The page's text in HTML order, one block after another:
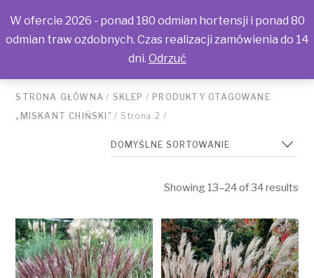
STRONA GŁÓWNA / SKLEP / PRODUKTY OTAGOWANE
„MISKANT CHIŃSKI” / Strona 2 /
Showing 13–24 of 34 results
W ofercie 2026 - ponad 180 odmian hortensji i ponad 80
odmian traw ozdobnych. Czas realizacji zamówienia do 14
dni. Odrzuć